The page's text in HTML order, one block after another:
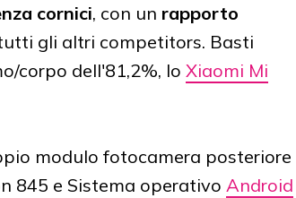
cornici, con un rapporto
gli altri competitors. Basti
corpo dell'81,2%, lo Xiaomi Mi
modulo fotocamera posteriore
845 e Sistema operativo Android